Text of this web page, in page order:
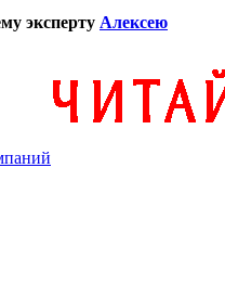
эксперту Алексею